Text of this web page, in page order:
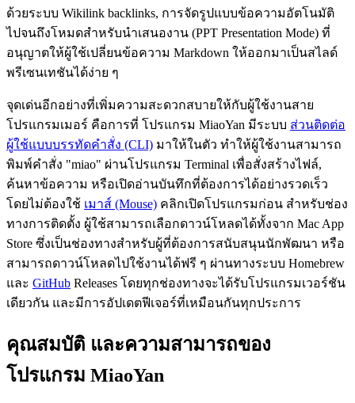
ด้วยระบบ Wikilink backlinks, การจัดรูปแบบข้อความอัตโนมัติ
ไปจนถึงโหมดสำหรับนำเสนองาน (PPT Presentation Mode) ที่
อนุญาตให้ผู้ใช้เปลี่ยนข้อความ Markdown ให้ออกมาเป็นสไลด์
พรีเซนเทชันได้ง่าย ๆ
จุดเด่นอีกอย่างที่เพิ่มความสะดวกสบายให้กับผู้ใช้งานสาย
โปรแกรมเมอร์ คือการที่ โปรแกรม MiaoYan มีระบบ ส่วนติดต่อ
ผู้ใช้แบบบรรทัดคำสั่ง (CLI) มาให้ในตัว ทำให้ผู้ใช้งานสามารถ
พิมพ์คำสั่ง "miao" ผ่านโปรแกรม Terminal เพื่อสั่งสร้างไฟล์,
ค้นหาข้อความ หรือเปิดอ่านบันทึกที่ต้องการได้อย่างรวดเร็ว
โดยไม่ต้องใช้ เมาส์ (Mouse) คลิกเปิดโปรแกรมก่อน สำหรับช่อง
ทางการติดตั้ง ผู้ใช้สามารถเลือกดาวน์โหลดได้ทั้งจาก Mac App
Store ซึ่งเป็นช่องทางสำหรับผู้ที่ต้องการสนับสนุนนักพัฒนา หรือ
สามารถดาวน์โหลดไปใช้งานได้ฟรี ๆ ผ่านทางระบบ Homebrew
และ GitHub Releases โดยทุกช่องทางจะได้รับโปรแกรมเวอร์ชัน
เดียวกัน และมีการอัปเดตฟีเจอร์ที่เหมือนกันทุกประการ
คุณสมบัติ และความสามารถของ
โปรแกรม MiaoYan